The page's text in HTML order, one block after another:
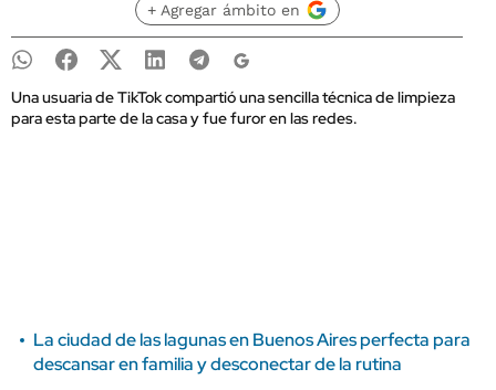
+ Agregar ámbito en
Una usuaria de TikTok compartió una sencilla técnica de limpieza
para esta parte de la casa y fue furor en las redes.
La ciudad de las lagunas en Buenos Aires perfecta para
descansar en familia y desconectar de la rutina